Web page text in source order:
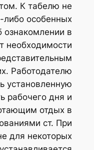
К табелю не
либо особенных
ознакомлении в
необходимости
Работодателю
установленную
рабочего дня и
отдых в
ст. При
для некоторых